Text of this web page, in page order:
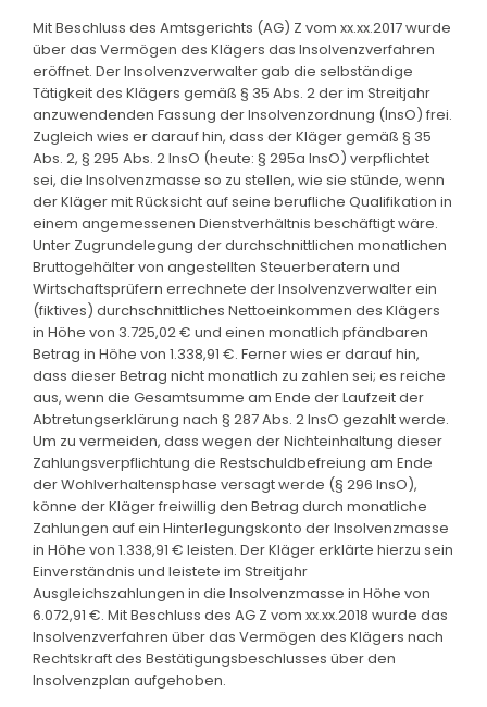
Mit Beschluss des Amtsgerichts (AG) Z vom xx.xx.2017 wurde
über das Vermögen des Klägers das Insolvenzverfahren
eröffnet. Der Insolvenzverwalter gab die selbständige
Tätigkeit des Klägers gemäß § 35 Abs. 2 der im Streitjahr
anzuwendenden Fassung der Insolvenzordnung (InsO) frei.
Zugleich wies er darauf hin, dass der Kläger gemäß § 35
Abs. 2, § 295 Abs. 2 InsO (heute: § 295a InsO) verpflichtet
sei, die Insolvenzmasse so zu stellen, wie sie stünde, wenn
der Kläger mit Rücksicht auf seine berufliche Qualifikation in
einem angemessenen Dienstverhältnis beschäftigt wäre.
Unter Zugrundelegung der durchschnittlichen monatlichen
Bruttogehälter von angestellten Steuerberatern und
Wirtschaftsprüfern errechnete der Insolvenzverwalter ein
(fiktives) durchschnittliches Nettoeinkommen des Klägers
in Höhe von 3.725,02 € und einen monatlich pfändbaren
Betrag in Höhe von 1.338,91 €. Ferner wies er darauf hin,
dass dieser Betrag nicht monatlich zu zahlen sei; es reiche
aus, wenn die Gesamtsumme am Ende der Laufzeit der
Abtretungserklärung nach § 287 Abs. 2 InsO gezahlt werde.
Um zu vermeiden, dass wegen der Nichteinhaltung dieser
Zahlungsverpflichtung die Restschuldbefreiung am Ende
der Wohlverhaltensphase versagt werde (§ 296 InsO),
könne der Kläger freiwillig den Betrag durch monatliche
Zahlungen auf ein Hinterlegungskonto der Insolvenzmasse
in Höhe von 1.338,91 € leisten. Der Kläger erklärte hierzu sein
Einverständnis und leistete im Streitjahr
Ausgleichszahlungen in die Insolvenzmasse in Höhe von
6.072,91 €. Mit Beschluss des AG Z vom xx.xx.2018 wurde das
Insolvenzverfahren über das Vermögen des Klägers nach
Rechtskraft des Bestätigungsbeschlusses über den
Insolvenzplan aufgehoben.